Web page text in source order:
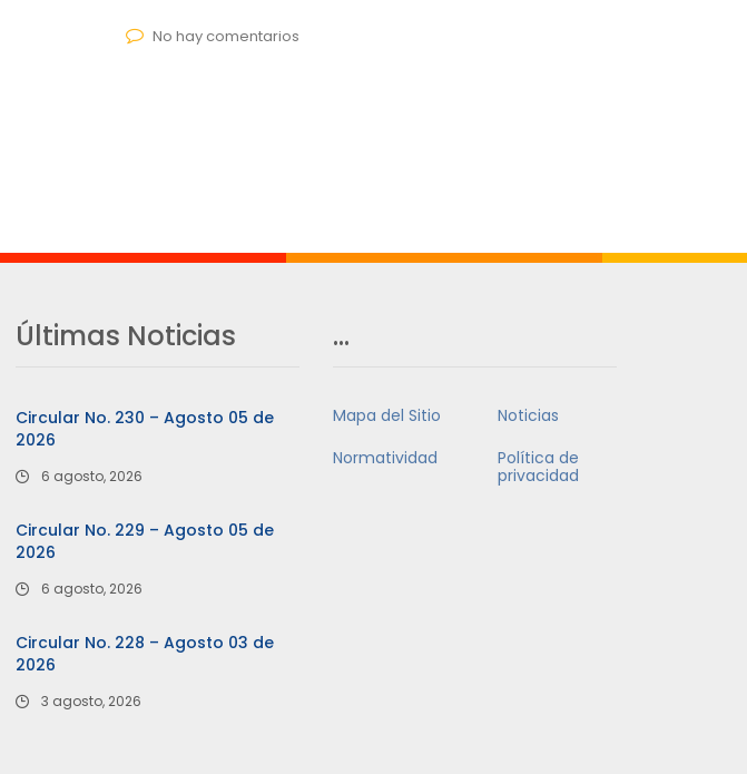
No hay comentarios
Últimas Noticias
Circular No. 230 – Agosto 05 de
2026
6 agosto, 2026
Circular No. 229 – Agosto 05 de
2026
6 agosto, 2026
Circular No. 228 – Agosto 03 de
2026
3 agosto, 2026
…
Mapa del Sitio
Noticias
Normatividad
Política de
privacidad